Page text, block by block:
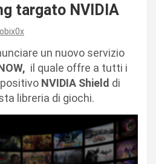
targato NVIDIA
un nuovo servizio
il quale offre a tutti i
NVIDIA Shield di
libreria di giochi.